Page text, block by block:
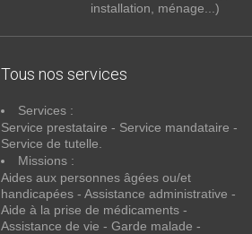
installation, ménage...)
Tous nos services
Services :
Service prestataire - Service mandataire -
Service de tutelle.
Missions :
Aides aux personnes âgées ou/et
handicapées - Assistance administrative -
Aide à la prise de médicaments -
Assistance de vie - Garde malade -